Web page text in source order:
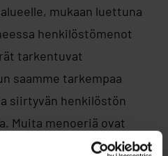
mukaan luettuna
henkilöstömenot
tarkentuvat
saamme tarkempaa
siirtyvän henkilöstön
Muita menoeriä ovat
ja ICT-kulut.